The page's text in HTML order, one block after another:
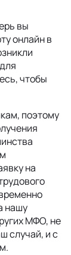
вы
онлайн в
чтобы
поэтому
на
нашу
МФО, не
случай, и с